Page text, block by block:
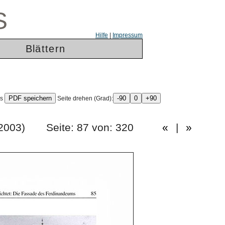
Hilfe Impressum
Blättern
Seite drehen (Grad):
2003) Seite: 87 von: 320 « | »